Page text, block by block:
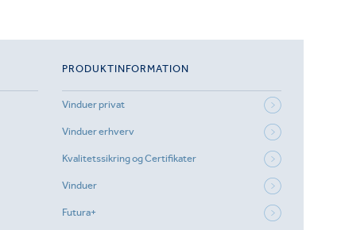
PRODUKTINFORMATION
Vinduer privat
Vinduer erhverv
Kvalitetssikring og Certifikater
Vinduer
Futura+